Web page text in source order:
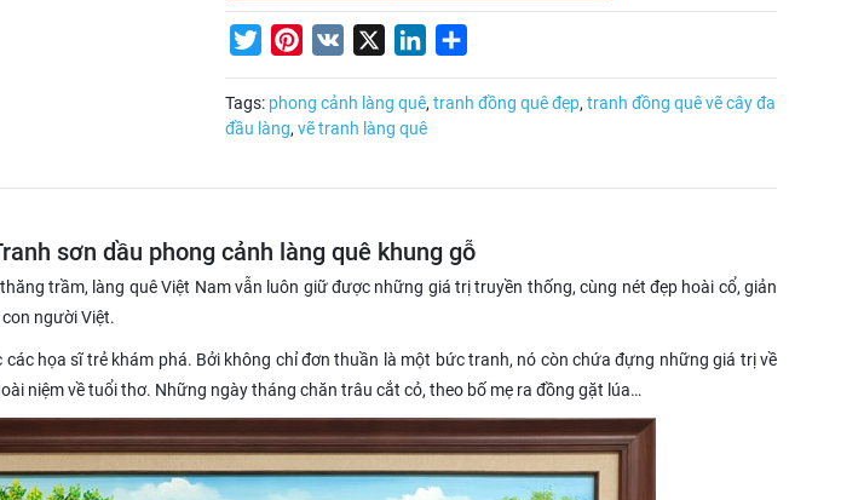
TwitterPinterest
VK LinkedIn
Tags: phong cảnh làng quê, tranh đồng quê đẹp, tranh đồng quê vẽ cây đa
đầu làng, vẽ tranh làng quê
sơn dầu phong cảnh làng quê khung gỗ
trầm, làng quê Việt Nam vẫn luôn giữ được những giá trị truyền thống, cùng nét đẹp hoài cổ, giản
người Việt.
họa sĩ trẻ khám phá. Bởi không chỉ đơn thuần là một bức tranh, nó còn chứa đựng những giá trị về
niệm về tuổi thơ. Những ngày tháng chăn trâu cắt cỏ, theo bố mẹ ra đồng gặt lúa…